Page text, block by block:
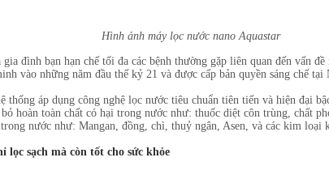
Hình ảnh máy lọc nước nano Aquastar
gia đình bạn hạn chế tối đa các bệnh thường gặp liên quan đến vấn
vào những năm đầu thế kỷ 21 và được cấp bản quyền sáng chế
thống áp dụng công nghệ lọc nước tiêu chuẩn tiên tiến và hiện đại
hoàn toàn chất có hại trong nước như: thuốc diệt côn trùng, chất
nước như: Mangan, đồng, chì, thuỷ ngân, Asen, và các kim loại
sạch mà còn tốt cho sức khỏe